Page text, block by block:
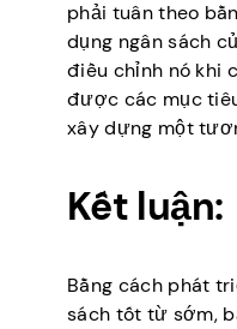
phải tuân theo
dụng ngân sách
điều chỉnh nó khi
được các mục
xây dựng một
Kết luận:
Bằng cách phát
sách tốt từ sớm,